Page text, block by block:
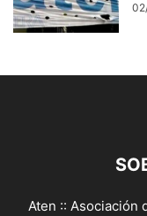
Aten :: Asociación